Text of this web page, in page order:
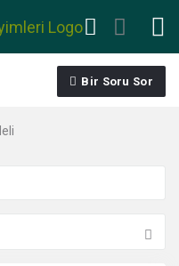
Bir Soru Sor